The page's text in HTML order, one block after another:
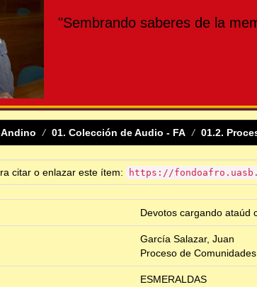
"Sembrando saberes de la
01. Colección de Audio - FA 01.2.
citar o enlazar este ítem: https://
Devotos cargando ataúd
García Salazar, Juan
Proceso de
ESMERALDAS